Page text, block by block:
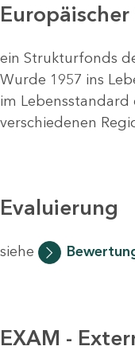
Europäischer
ein Strukturfonds
Wurde 1957 ins
im Lebensstandard
verschiedenen
Evaluierung
siehe
EXAM -